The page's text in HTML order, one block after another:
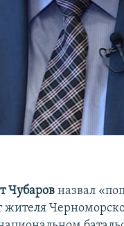
Чубаров назвал
жителя